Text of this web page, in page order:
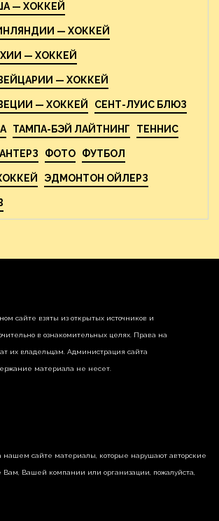
— ХОККЕЙ
— ХОККЕЙ
— ХОККЕЙ
— ХОККЕЙ
— ХОККЕЙ СЕНТ-ЛУИС БЛЮЗ
ТАМПА-БЭЙ ЛАЙТНИНГ ТЕННИС
ФОТО ФУТБОЛ
ЭДМОНТОН ОЙЛЕРЗ
сайте взяты из открытых источников и
в ознакомительных целях. Права на
их владельцам. Администрация сайта
материала не несет.
нашем сайте материалы, которые нарушают авторские
Вашей компании или организации, пожалуйста,